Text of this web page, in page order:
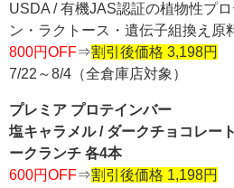
USDA / 有機JAS認証の植物性プ
ン・ラクトース・遺伝子組換え原
800円OFF⇒割引後価格 3,198円
7/22～8/4（全倉庫店対象）
プレミア プロテインバー
塩キャラメル / ダークチョコレー
ークランチ 各4本
600円OFF⇒割引後価格 1,198円